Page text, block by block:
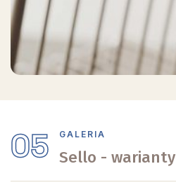
05 GALERIA
Sello - warianty